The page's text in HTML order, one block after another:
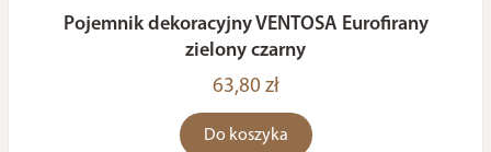
Pojemnik dekoracyjny VENTOSA Eurofirany
zielony czarny
63,80 zł
Do koszyka